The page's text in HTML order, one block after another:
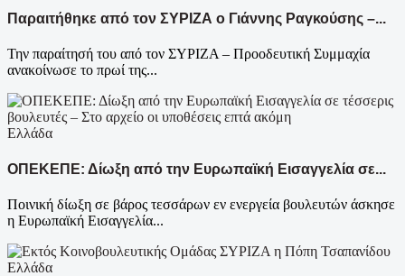
Παραιτήθηκε από τον ΣΥΡΙΖΑ ο Γιάννης Ραγκούσης –...
Την παραίτησή του από τον ΣΥΡΙΖΑ – Προοδευτική Συμμαχία
ανακοίνωσε το πρωί της...
Ελλάδα
ΟΠΕΚΕΠΕ: Δίωξη από την Ευρωπαϊκή Εισαγγελία σε...
Ποινική δίωξη σε βάρος τεσσάρων εν ενεργεία βουλευτών άσκησε
η Ευρωπαϊκή Εισαγγελία...
Ελλάδα